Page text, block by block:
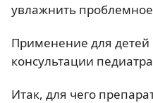
увлажнить
Применение для детей
консультации
Итак, для чего